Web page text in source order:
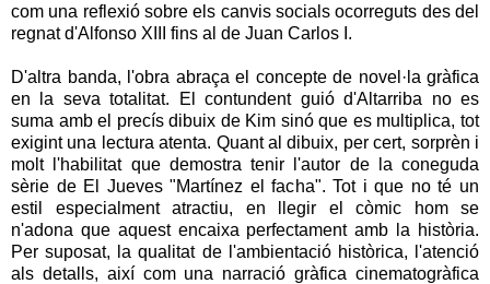
com una reflexió sobre els canvis socials ocorreguts des del
regnat d'Alfonso XIII fins al de Juan Carlos I.
D'altra banda, l'obra abraça el concepte de novel·la gràfica
en la seva totalitat. El contundent guió d'Altarriba no es
suma amb el precís dibuix de Kim sinó que es multiplica, tot
exigint una lectura atenta. Quant al dibuix, per cert, sorprèn i
molt l'habilitat que demostra tenir l'autor de la coneguda
sèrie de El Jueves "Martínez el facha". Tot i que no té un
estil especialment atractiu, en llegir el còmic hom se
n'adona que aquest encaixa perfectament amb la història.
Per suposat, la qualitat de l'ambientació històrica, l'atenció
als detalls, així com una narració gràfica cinematogràfica